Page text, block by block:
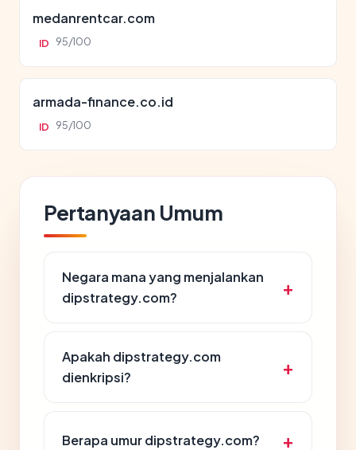
medanrentcar.com
ID 95/100
armada-finance.co.id
ID 95/100
Pertanyaan Umum
Negara mana yang menjalankan
dipstrategy.com?
Apakah dipstrategy.com
dienkripsi?
Berapa umur dipstrategy.com?